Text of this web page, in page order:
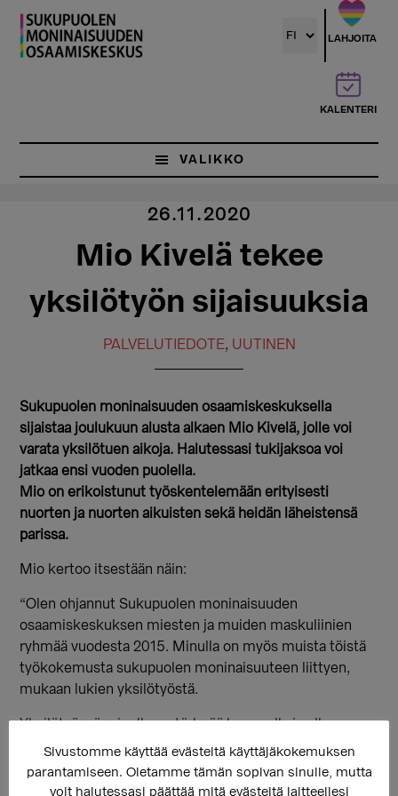
Hyppää
pääsisältöön
LAHJOITA
KALENTERI
VALIKKO
26.11.2020
Mio Kivelä tekee
yksilötyön sijaisuuksia
PALVELUTIEDOTE, UUTINEN
Sukupuolen moninaisuuden osaamiskeskuksella
sijaistaa joulukuun alusta alkaen Mio Kivelä, jolle voi
varata yksilötuen aikoja. Halutessasi tukijaksoa voi
jatkaa ensi vuoden puolella.
Mio on erikoistunut työskentelemään erityisesti
nuorten ja nuorten aikuisten sekä heidän läheistensä
parissa.
Mio kertoo itsestään näin:
“Olen ohjannut Sukupuolen moninaisuuden
osaamiskeskuksen miesten ja muiden maskuliinien
ryhmää vuodesta 2015. Minulla on myös muista töistä
työkokemusta sukupuolen moninaisuuteen liittyen,
mukaan lukien yksilötyöstä.
Yksilötyössä minulle on tärkeää kuunnella ja olla
rinnallasi etsimässä voimavaroja, keinoja tai muuta,
mitä tilanteeseesi kaipaisit. Sinä määrittelet, mistä
aiheista haluat keskustella.
Sivustomme käyttää evästeitä käyttäjäkokemuksen
parantamiseen. Oletamme tämän sopivan sinulle, mutta
voit halutessasi päättää mitä evästeitä laitteellesi